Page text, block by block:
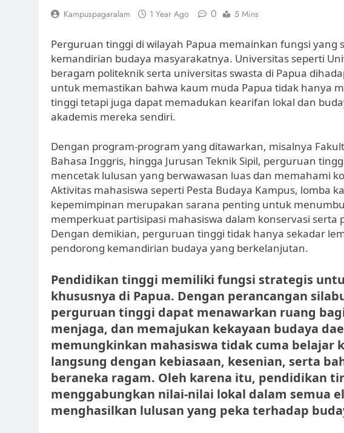
Kampuspagaralam 1 Year Ago 0 5 Mins
Perguruan tinggi di wilayah Papua memainkan fungsi
kemandirian budaya masyarakatnya. Universitas seperti
beragam politeknik serta universitas swasta di Papua
untuk memastikan bahwa kaum muda Papua tidak hanya
tinggi tetapi juga dapat memadukan kearifan lokal dan
akademis mereka sendiri.
Dengan program-program yang ditawarkan, misalnya
Bahasa Inggris, hingga Jurusan Teknik Sipil, perguruan
mencetak lulusan yang berwawasan luas dan memahami
Aktivitas mahasiswa seperti Pesta Budaya Kampus, lomba
kepemimpinan merupakan sarana penting untuk
memperkuat partisipasi mahasiswa dalam konservasi serta
Dengan demikian, perguruan tinggi tidak hanya sekadar
pendorong kemandirian budaya yang berkelanjutan.
Pendidikan tinggi memiliki fungsi strategis
khususnya di Papua. Dengan perancangan
perguruan tinggi dapat menawarkan ruang
menjaga, dan memajukan kekayaan budaya
memungkinkan mahasiswa tidak cuma belajar
langsung dengan kebiasaan, kesenian, serta
beraneka ragam. Oleh karena itu, pendidikan
menggabungkan nilai-nilai lokal dalam semua
menghasilkan lulusan yang peka terhadap